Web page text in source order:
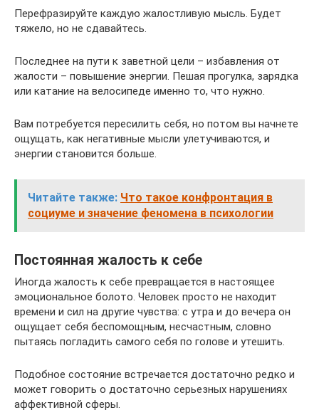
Перефразируйте каждую жалостливую мысль. Будет
тяжело, но не сдавайтесь.
Последнее на пути к заветной цели – избавления от
жалости – повышение энергии. Пешая прогулка, зарядка
или катание на велосипеде именно то, что нужно.
Вам потребуется пересилить себя, но потом вы начнете
ощущать, как негативные мысли улетучиваются, и
энергии становится больше.
Читайте также: Что такое конфронтация в
социуме и значение феномена в психологии
Постоянная жалость к себе
Иногда жалость к себе превращается в настоящее
эмоциональное болото. Человек просто не находит
времени и сил на другие чувства: с утра и до вечера он
ощущает себя беспомощным, несчастным, словно
пытаясь погладить самого себя по голове и утешить.
Подобное состояние встречается достаточно редко и
может говорить о достаточно серьезных нарушениях
аффективной сферы.